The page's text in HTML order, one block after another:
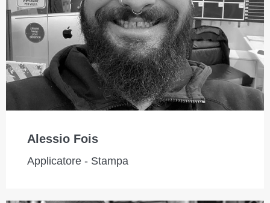
Alessio Fois
Applicatore - Stampa